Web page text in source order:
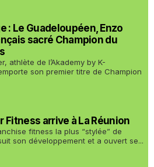
: Le Guadeloupéen, Enzo
sacré Champion du
athlète de l’Akademy by K-
son premier titre de Champion
Fitness arrive à La Réunion
fitness la plus “stylée” de
son développement et a ouvert se...